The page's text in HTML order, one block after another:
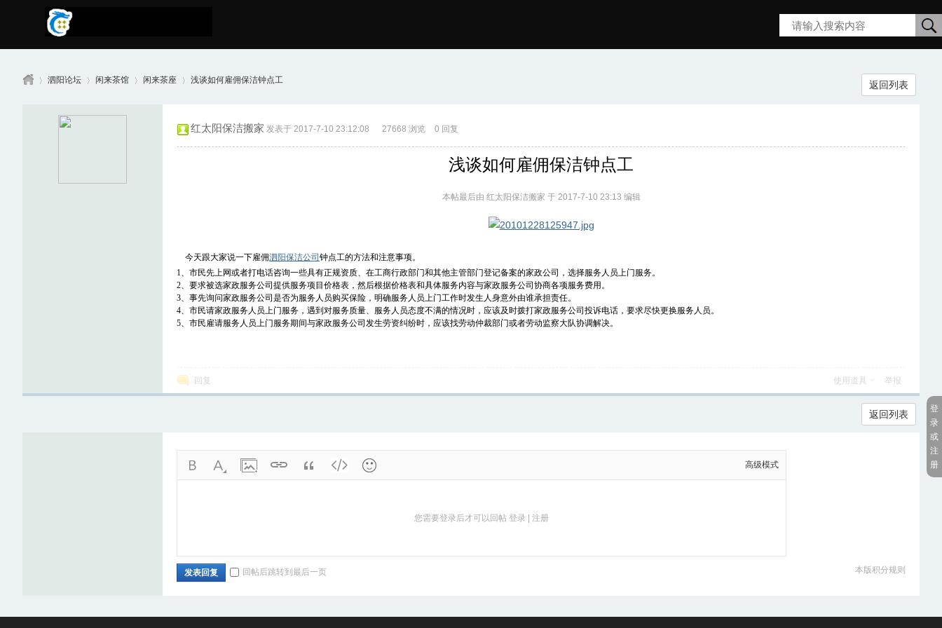
搜
泗阳论坛 闲来茶馆 闲来茶座 浅谈如何雇佣保洁钟点工 返回列表
红太阳保洁搬家 发表于 2017-7-10 23:12:08 27668 浏览 0 回复
浅谈如何雇佣保洁钟点工
本帖最后由 红太阳保洁搬家 于 2017-7-10 23:13 编辑
今天跟大家说一下雇佣泗阳保洁公司 钟点工的方法和注意事项。
1、市民先上网或者打电话咨询一些具有正规资质、在工商行政部门和其他主管部门登记备案的家政公司，选择服务人员上门服务。
2、要求被选家政服务公司提供服务项目价格表，然后根据价格表和具体服务内容与家政服务公司协商各项服务费用。
3、事先询问家政服务公司是否为服务人员购买保险，明确服务人员上门工作时发生人身意外由谁承担责任。
4、市民请家政服务人员上门服务，遇到对服务质量、服务人员态度不满的情况时，应该及时拨打家政服务公司投诉电话，要求尽快更换服务人员。
5、市民雇请服务人员上门服务期间与家政服务公司发生劳资纠纷时，应该找劳动仲裁部门或者劳动监察大队协调解决。
回复 使用道具 举报
返回列表
高级模式
您需要登录后才可以回帖 登录 注册
本版积分规则
发表回复 回帖后跳转到最后一页
登
录
或
注
册